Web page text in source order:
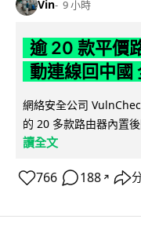
Vin 9 小時
逾 20 款平價
動連線回中國
網絡安全公司
的 20 多款路由器內置
讀全文
766 188 ↗